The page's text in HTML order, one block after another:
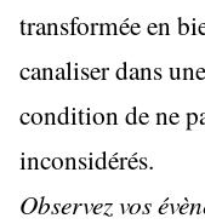
transformée en
canaliser dans
condition de ne
inconsidérés.
Observez vos